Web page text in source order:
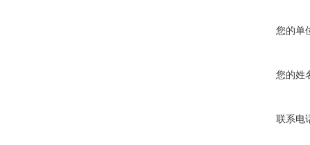
您的单
您的姓
联系电